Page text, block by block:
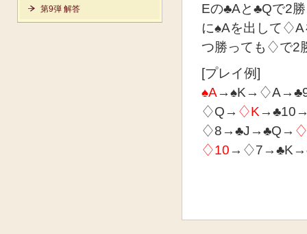
第9弾 解答
Eの♣Aと♣Qで2
に♠Aを出して
つ勝っても♢で2
[プレイ例]
♠A→♠K→♢A→♣9
♢Q→ ♢K
♢8→♣J→♣Q→
♢10